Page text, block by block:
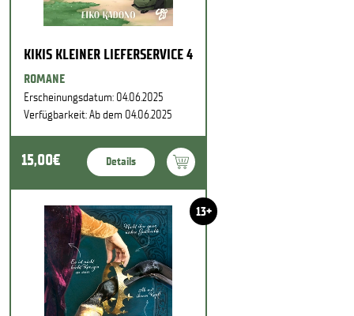
KIKIS KLEINER LIEFERSERVICE 4
ROMANE
Erscheinungsdatum: 04.06.2025
Verfügbarkeit: Ab dem 04.06.2025
15,00€ Details
13+